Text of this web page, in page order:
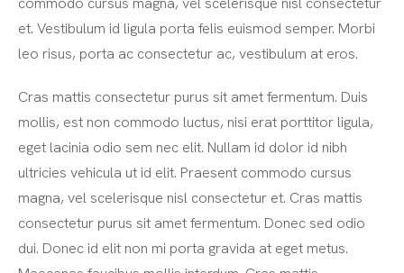
et. Vestibulum id ligula porta felis euismod semper. Morbi
leo risus, porta ac consectetur ac, vestibulum at eros.
Cras mattis consectetur purus sit amet fermentum. Duis
mollis, est non commodo luctus, nisi erat porttitor ligula,
eget lacinia odio sem nec elit. Nullam id dolor id nibh
ultricies vehicula ut id elit. Praesent commodo cursus
magna, vel scelerisque nisl consectetur et. Cras mattis
consectetur purus sit amet fermentum. Donec sed odio
dui. Donec id elit non mi porta gravida at eget metus.